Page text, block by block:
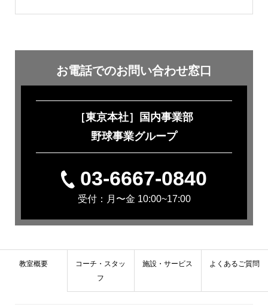
お電話でのお問い合わせ窓口
［東京本社］国内事業部
野球事業グループ
03-6667-0840
受付：月〜金 10:00~17:00
教室概要
コーチ・スタッ
フ
施設・サービス よくあるご質問